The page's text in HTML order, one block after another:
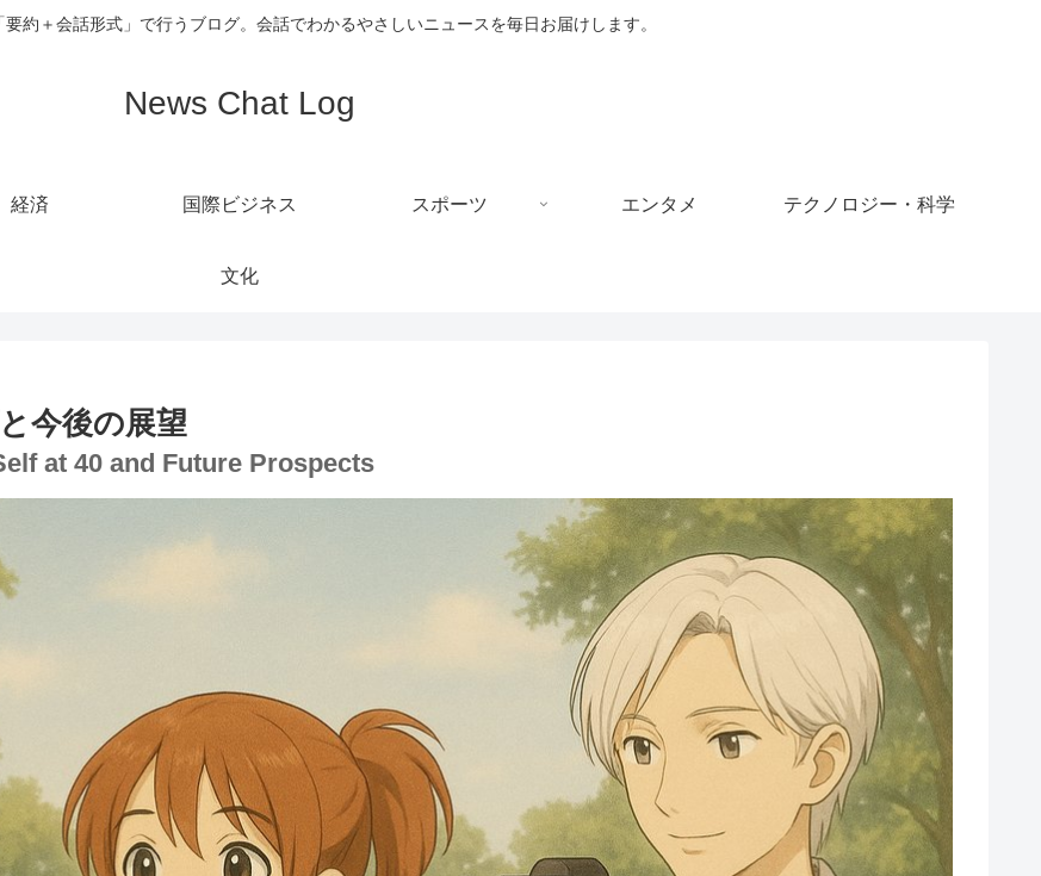
約＋会話形式」で行うブログ。会話でわかるやさしいニュースを毎日お届けします。
News Chat Log
経済 国際ビジネス スポーツ エンタメ テクノロジー・科学
文化
今後の展望
at 40 and Future Prospects